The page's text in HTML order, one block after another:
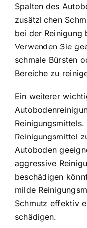
Spalten des
zusätzlichen
bei der Reinigung
Verwenden Sie
schmale Bürsten
Bereiche zu
Ein weiterer
Reinigungsmittel
Autoboden
aggressive
beschädigen
milde
Schmutz effektiv
schädigen.